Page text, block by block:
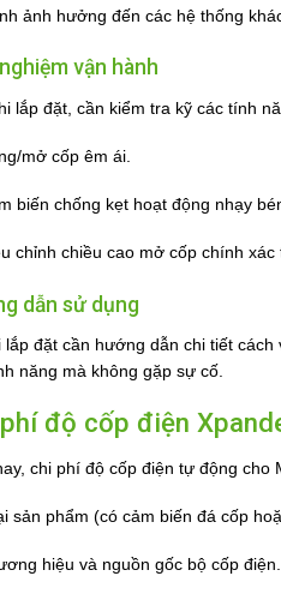
ảnh hưởng đến các hệ thống
vận hành
lắp đặt, cần kiểm tra kỹ các tính
mở cốp êm ái.
biến chống kẹt hoạt động nhạy
chỉnh chiều cao mở cốp chính xác
dẫn sử dụng
lắp đặt cần hướng dẫn chi tiết
năng mà không gặp sự cố.
độ cốp điện
chi phí độ cốp điện tự động cho
sản phẩm (có cảm biến đá cốp
hiệu và nguồn gốc bộ cốp điện.